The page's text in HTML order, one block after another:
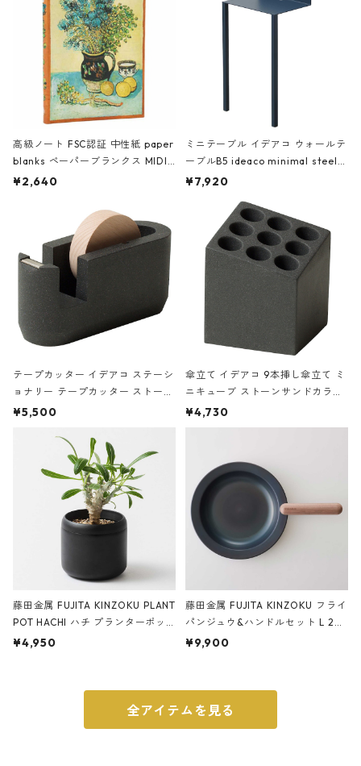
高級ノート FSC認証 中性紙 paper
blanks ペーパーブランクス MIDI
ハードカバー 罫線 ヴァン・ゴッホ
¥2,640
ミニテーブル イデアコ ウォールテ
ーブルB5 ideaco minimal steel f
urniture WALL Table B5 ネイビー
¥7,920
テープカッター イデアコ ステーシ
ョナリー テープカッター ストーン
サンドカラー 石調 ideaco Station
¥5,500
傘立て イデアコ 9本挿し傘立て ミ
ニキューブ ストーンサンドカラー
石調 ideaco Umbrella Stand CUB
E ストーンサンドブラック
¥4,730
藤田金属 FUJITA KINZOKU PLANT
POT HACHI ハチ プランターポッ
ト 3号 ブラック
¥4,950
藤田金属 FUJITA KINZOKU フライ
パンジュウ&ハンドルセット L 24c
m ガス火・IH対応 鉄フライパン
¥9,900
全アイテムを見る